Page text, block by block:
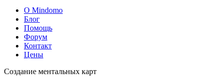
О Mindomo
Блог
Помощь
Форум
Контакт
Цены
Создание ментальных карт